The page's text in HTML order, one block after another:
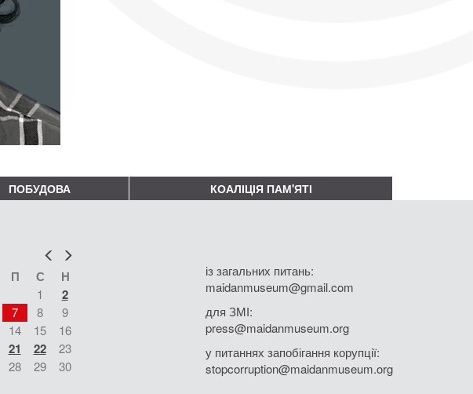
ПОБУДОВА КОАЛІЦІЯ ПАМ'ЯТІ
Попер
П С Н
1 2
7 8
9
14 15
16
21 22
23
28 29
30
із загальних питань:
maidanmuseum@gmail.com
для ЗМІ:
press@maidanmuseum.org
у питаннях запобігання корупції:
stopcorruption@maidanmuseum.org